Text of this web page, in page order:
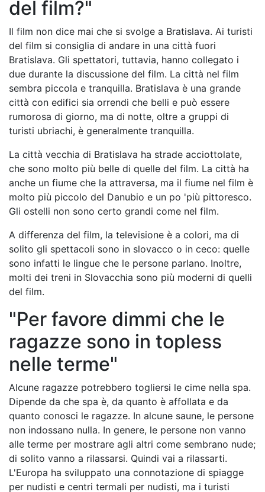
del film?"
Il film non dice mai che si svolge a Bratislava. Ai turisti
del film si consiglia di andare in una città fuori
Bratislava. Gli spettatori, tuttavia, hanno collegato i
due durante la discussione del film. La città nel film
sembra piccola e tranquilla. Bratislava è una grande
città con edifici sia orrendi che belli e può essere
rumorosa di giorno, ma di notte, oltre a gruppi di
turisti ubriachi, è generalmente tranquilla.
La città vecchia di Bratislava ha strade acciottolate,
che sono molto più belle di quelle del film. La città ha
anche un fiume che la attraversa, ma il fiume nel film è
molto più piccolo del Danubio e un po 'più pittoresco.
Gli ostelli non sono certo grandi come nel film.
A differenza del film, la televisione è a colori, ma di
solito gli spettacoli sono in slovacco o in ceco: quelle
sono infatti le lingue che le persone parlano. Inoltre,
molti dei treni in Slovacchia sono più moderni di quelli
del film.
"Per favore dimmi che le
ragazze sono in topless
nelle terme"
Alcune ragazze potrebbero togliersi le cime nella spa.
Dipende da che spa è, da quanto è affollata e da
quanto conosci le ragazze. In alcune saune, le persone
non indossano nulla. In genere, le persone non vanno
alle terme per mostrare agli altri come sembrano nude;
di solito vanno a rilassarsi. Quindi vai a rilassarti.
L'Europa ha sviluppato una connotazione di spiagge
per nudisti e centri termali per nudisti, ma i turisti